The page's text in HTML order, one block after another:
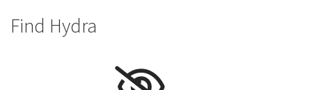
Find Hydra